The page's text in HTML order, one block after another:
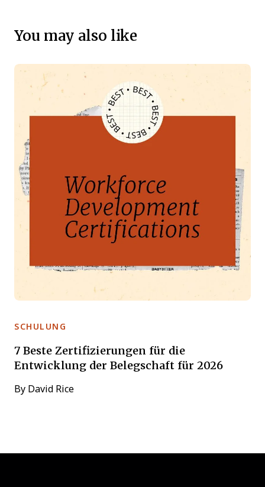
You may also like
SCHULUNG
7 Beste Zertifizierungen für die
Entwicklung der Belegschaft für 2026
By David Rice